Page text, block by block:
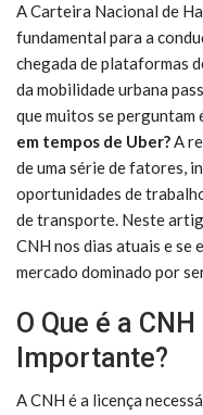
A Carteira Nacional de
fundamental para a
chegada de plataformas
da mobilidade urbana
que muitos se perguntam
em tempos de Uber?A
de uma série de fatores,
oportunidades de
de transporte. Neste
CNH nos dias atuais e se
mercado dominado por
O Que é a
Importante?
A CNH é a licença